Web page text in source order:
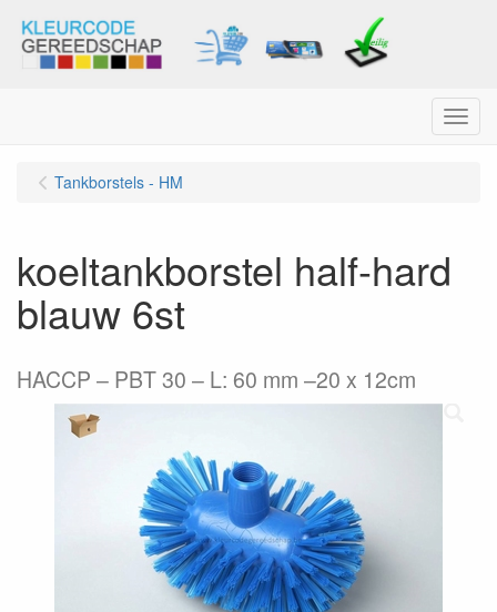
Menu
Tankborstels - HM
koeltankborstel half-hard
blauw 6st
HACCP – PBT 30 – L: 60 mm –20 x 12cm